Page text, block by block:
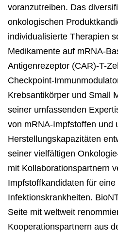
voranzutreiben. Das
onkologischen
individualisierte Therapien
Medikamente auf mRNA-
Antigenrezeptor (CAR)-T-
Checkpoint-
Krebsantikörper und Small
seiner umfassenden
von mRNA-Impfstoffen und
Herstellungskapazitäten
seiner vielfältigen
mit Kollaborationspartnern
Impfstoffkandidaten für eine
Infektionskrankheiten.
Seite mit weltweit
Kooperationspartnern aus